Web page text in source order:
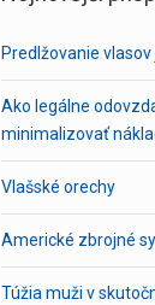
Predlžovanie
Ako legálne
minimalizovať
Vlašské orechy
Americké zbrojné
Túžia muži v